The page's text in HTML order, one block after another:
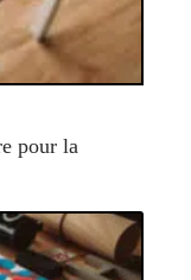
pour la